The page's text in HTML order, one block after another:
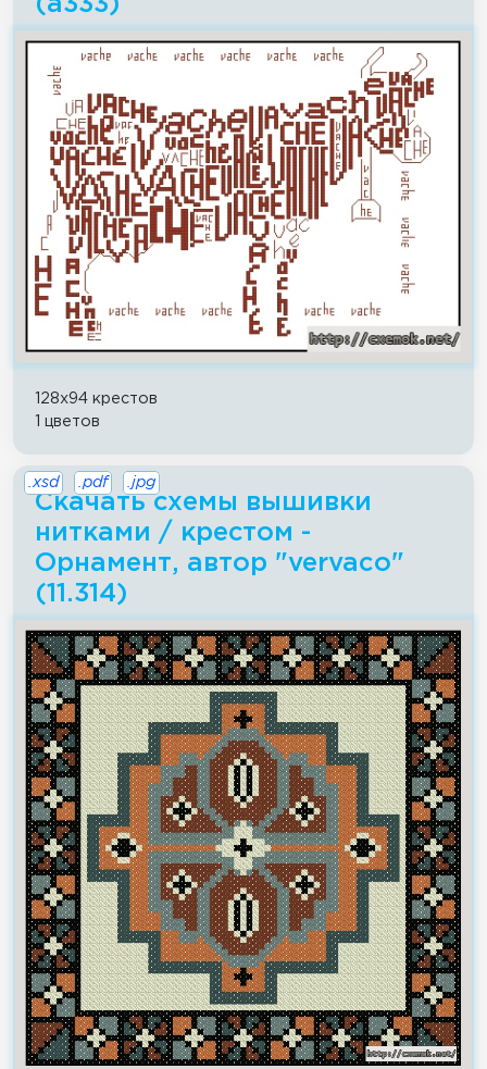
128x94 крестов
1 цветов
Скачать схемы вышивки
нитками / крестом -
Орнамент, автор "vervaco"
(11.314)
.xsd .pdf .jpg